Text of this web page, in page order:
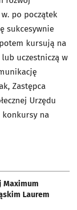
po początek
sukcesywnie
kursują na
lub uczestniczą w
Zastępca
Urzędu
konkursy na
Maximum
Laurem